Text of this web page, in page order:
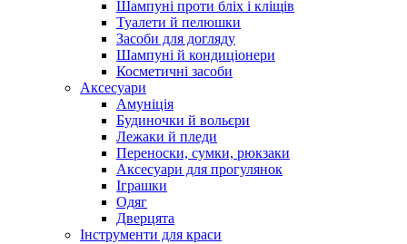
Шампуні проти бліх і кліщів
Туалети й пелюшки
Засоби для догляду
Шампуні й кондиціонери
Косметичні засоби
Аксесуари
Амуніція
Будиночки й вольєри
Лежаки й пледи
Переноски, сумки, рюкзаки
Аксесуари для прогулянок
Іграшки
Одяг
Дверцята
Інструменти для краси